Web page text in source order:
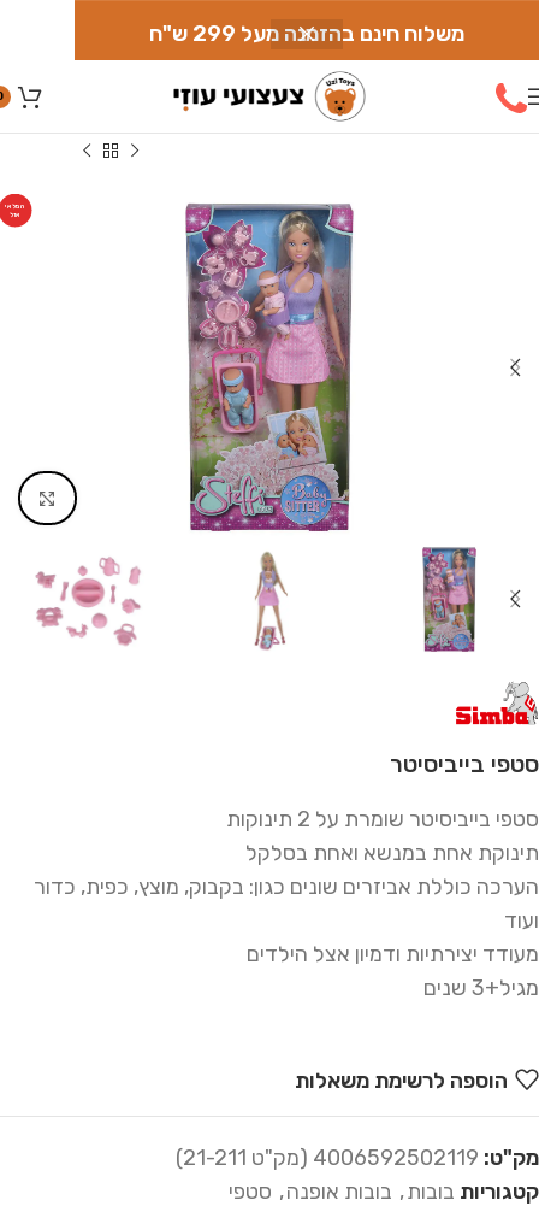
משלוח חינם בהזמנה מעל 299 ש"ח
המלאי
אזל
Click to enlarge
סטפי בייביסיטר
סטפי בייביסיטר שומרת על 2 תינוקות
תינוקת אחת במנשא ואחת בסלקל
הערכה כוללת אביזרים שונים כגון: בקבוק, מוצץ, כפית, כדור
ועוד
מעודד יצירתיות ודמיון אצל הילדים
מגיל+3 שנים
הוספה לרשימת משאלות
מק"ט: 4006592502119 (מק"ט 21-211)
קטגוריות בובות, בובות אופנה, סטפי